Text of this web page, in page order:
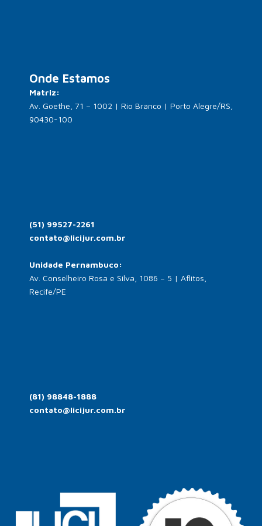
Onde Estamos
Matriz:
Av. Goethe, 71 – 1002 | Rio Branco | Porto Alegre/RS,
90430-100
(51) 99527-2261
contato@licijur.com.br
Unidade Pernambuco:
Av. Conselheiro Rosa e Silva, 1086 – 5 | Aflitos,
Recife/PE
(81) 98848-1888
contato@licijur.com.br